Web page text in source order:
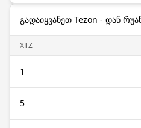
გადაიყვანეთ Tezon - დან
XTZ
1
5